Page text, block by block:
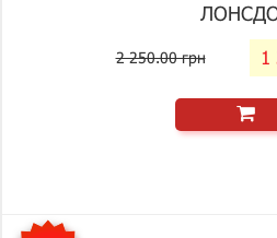
2 250.00 грн 1